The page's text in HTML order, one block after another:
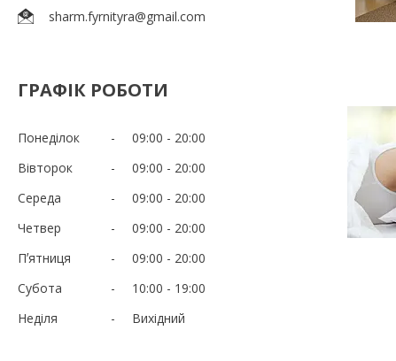
sharm.fyrnityra@gmail.com
ГРАФІК РОБОТИ
Понеділок 09:00
20:00
Вівторок
09:00
20:00
Середа
09:00
20:00
Четвер
09:00
20:00
Пʼятниця
09:00
20:00
Субота
10:00
19:00
Неділя
Вихідний